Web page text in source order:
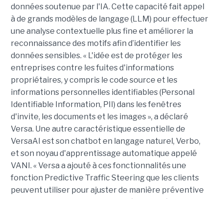
données soutenue par l'IA. Cette capacité fait appel
à de grands modèles de langage (LLM) pour effectuer
une analyse contextuelle plus fine et améliorer la
reconnaissance des motifs afin d’identifier les
données sensibles. « L'idée est de protéger les
entreprises contre les fuites d'informations
propriétaires, y compris le code source et les
informations personnelles identifiables (Personal
Identifiable Information, PII) dans les fenêtres
d'invite, les documents et les images », a déclaré
Versa. Une autre caractéristique essentielle de
VersaAI est son chatbot en langage naturel, Verbo,
et son noyau d'apprentissage automatique appelé
VANI. « Versa a ajouté à ces fonctionnalités une
fonction Predictive Traffic Steering que les clients
peuvent utiliser pour ajuster de manière préventive